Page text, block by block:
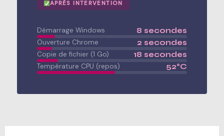
APRÈS INTERVENTION
Démarrage Windows 8 secondes
Ouverture Chrome 2 secondes
Copie de fichier (1 Go) 18 secondes
Température CPU (repos) 52°C